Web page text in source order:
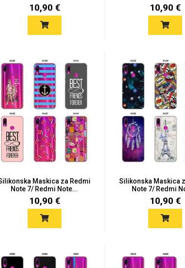
10,90 € 10,90 €
Maskica za Redmi
Note 7/ Redmi Note...
10,90 €
Silikonska Maskica
Note 7/ Redmi
10,90 €